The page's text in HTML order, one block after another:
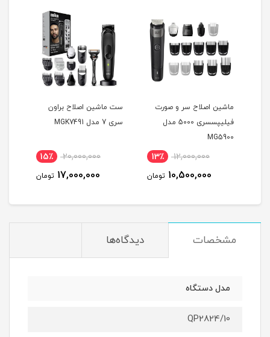
ماشین اصلاح سر و صورت
فیلیپسسری 5000 مدل
MG5900
12,000,000 13٪
10,500,000 تومان
ست ماشین اصلاح براون
سری 7 مدل MGK7491
20,000,000 15٪
17,000,000 تومان
مشخصات دیدگاه‌ها
مدل دستگاه
QP2824/10